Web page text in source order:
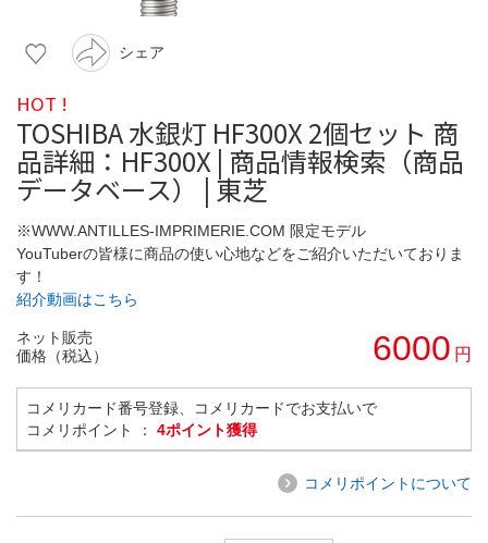
シェア
HOT !
TOSHIBA 水銀灯 HF300X 2個セット 商
品詳細：HF300X | 商品情報検索（商品
データベース） | 東芝
※WWW.ANTILLES-IMPRIMERIE.COM 限定モデル
YouTuberの皆様に商品の使い心地などをご紹介いただいておりま
す！
紹介動画はこちら
ネット販売
価格（税込）
6000 円
コメリカード番号登録、コメリカードでお支払いで
コメリポイント ： 4ポイント獲得
コメリポイントについて